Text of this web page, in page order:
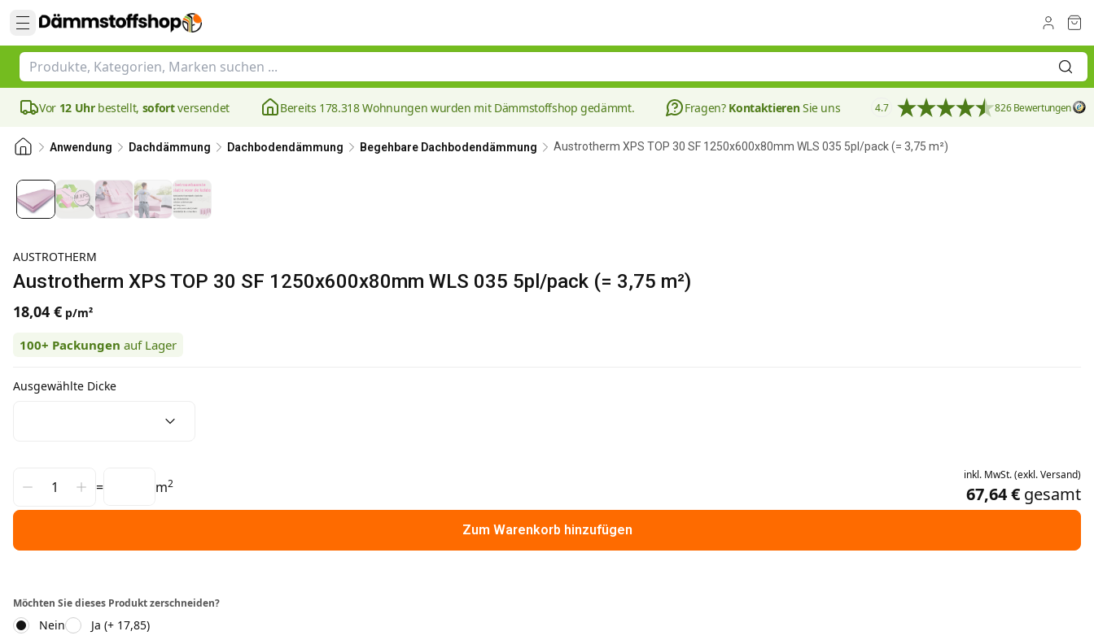
Vor 12 Uhrbestellt, sofortversendet Bereits 178.318 Wohnungen wurden mit Dämmstoffshop gedämmt. Fragen? KontaktierenSie uns 4.7 826 Bewertungen
Anwendung Dachdämmung Dachbodendämmung Begehbare Dachbodendämmung Austrotherm XPS TOP 30 SF 1250x600x80mm WLS 035 5pl/pack (= 3,75 m²)
AUSTROTHERM
Austrotherm XPS TOP 30 SF 1250x600x80mm WLS 035 5pl/pack (= 3,75 m²)
18,04 € p/m²
100+ Packungen auf Lager
Ausgewählte Dicke
= m2
inkl. MwSt.(exkl.Versand)
67,64 € gesamt
Zum Warenkorb hinzufügen
Möchten Sie dieses Produkt zerschneiden?
Nein Ja (+ 17,85)